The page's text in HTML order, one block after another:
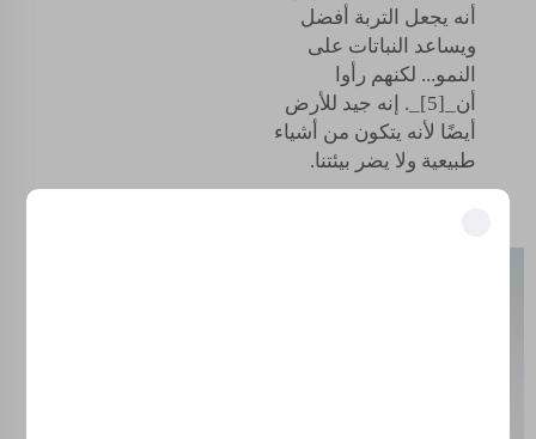
أنه يجعل التربة أفضل
ويساعد النباتات على
النمو... لكنهم رأوا
أن_[5]_. إنه جيد للأرض
أيضًا لأنه يتكون من أشياء
طبيعية ولا يضر بيئتنا.